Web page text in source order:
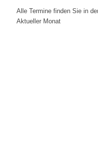
Alle Termine finden Sie in
Aktueller Monat